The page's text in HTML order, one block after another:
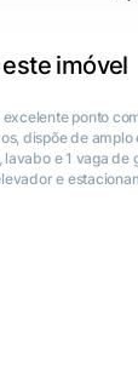
imóvel
ponto
dispõe de
e 1 vaga de
e